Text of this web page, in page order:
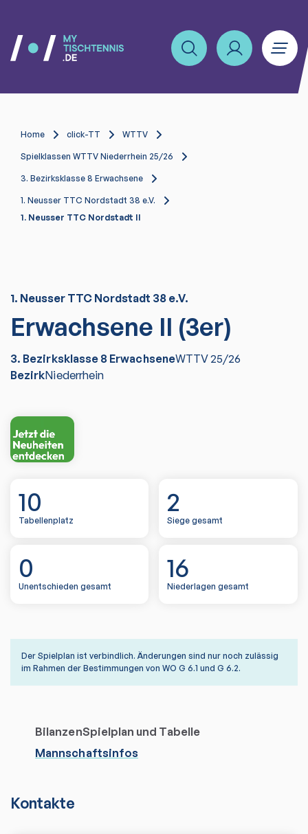
Home click-TT WTTV
Spielklassen WTTV Niederrhein 25/26
3. Bezirksklasse 8 Erwachsene
1. Neusser TTC Nordstadt 38 e.V.
1. Neusser TTC Nordstadt II
1. Neusser TTC Nordstadt 38 e.V.
Erwachsene II (3er)
3. Bezirksklasse 8 ErwachseneWTTV25/26
BezirkNiederrhein
10
Tabellenplatz
2
Siege gesamt
0
Unentschieden gesamt
16
Niederlagen gesamt
Der Spielplan ist verbindlich. Änderungen sind nur noch zulässig
im Rahmen der Bestimmungen von WO G 6.1 und G 6.2.
BilanzenSpielplan und Tabelle
Mannschaftsinfos
Kontakte